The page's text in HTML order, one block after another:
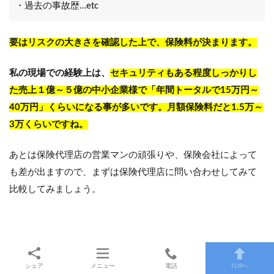
・過去の事故歴…etc
要はリスクの大きさを確認した上で、保険料が決まります。
私の現場での経験上は、 セキュリティもある程度しっかりし
た売上１億～５億の中小企業様で「年間トータルで15万円～
40万円」くらいになる事が多いです。月額保険料だと1.5万～
3万くらいですね。
あとは保険代理店の営業マンの頑張りや、保険会社によって
も差が出ますので、まずは保険代理店に問い合わせしてみて
比較してみましょう。
ちなみに弊社であれば、執筆しているサイバー保険のプロの
私が専属でご対応します。
シェア メニュー 電話 TOPへ